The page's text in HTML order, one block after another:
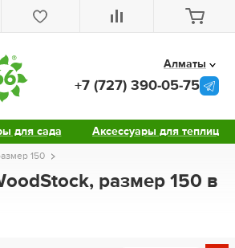
для сада Аксессуары для теплиц
Алматы
+7 (727) 390-05-75
150
размер 150 в